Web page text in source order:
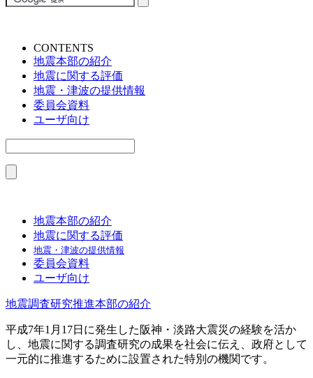
CONTENTS
地震本部の紹介
地震に関する評価
地震・津波の提供情報
委員会資料
ユーザ向け
地震本部の紹介
地震に関する評価
地震・津波の提供情報
委員会資料
ユーザ向け
地震調査研究推進本部の紹介
平成7年1月17日に発生した阪神・淡路大震災の経験を活か
し、地震に関する調査研究の成果を社会に伝え、政府として
一元的に推進するために設置された特別の機関です。